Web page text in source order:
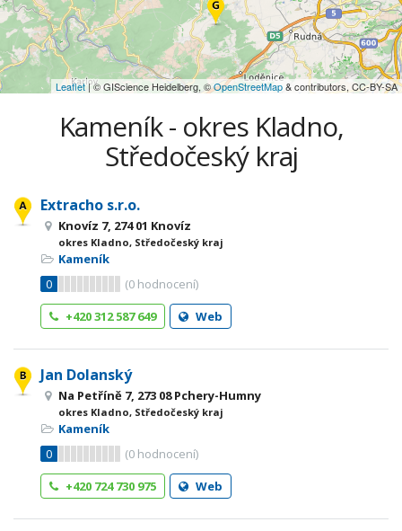
Leaflet| © GIScience Heidelberg, ©OpenStreetMap& contributors, CC-BY-SA
Kameník - okres Kladno,
Středočeský kraj
Extracho s.r.o.
Knovíz 7, 274 01 Knovíz
okres Kladno, Středočeský kraj
Kameník
0
(0 hodnocení)
+420 312 587 649
Web
Jan Dolanský
Na Petříně 7, 273 08 Pchery-Humny
okres Kladno, Středočeský kraj
Kameník
0
(0 hodnocení)
+420 724 730 975
Web